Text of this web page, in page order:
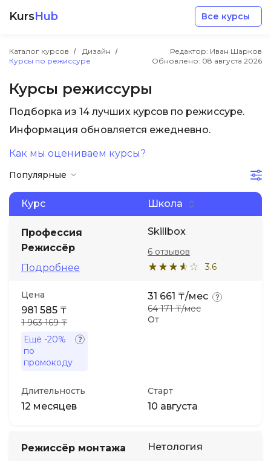
KursHub Все курсы
Каталог курсов
Дизайн
Курсы по режиссуре
Редактор: Иван Шарков
Обновлено: 08 августа 2026
Курсы режиссуры
Подборка из 14 лучших курсов по режиссуре.
Информация обновляется ежедневно.
Как мы оцениваем курсы?
Популярные
Курс Школа
Профессия
Режиссёр
Подробнее
Skillbox
3.6
6 отзывов
Цена
981 585 ₸
1 963 169 ₸
Ещё -20%
по
промокоду
От
31 661 ₸/мес
64 171 ₸/мес
Длительность
12 месяцев
Старт
10 августа
Режиссёр монтажа
Нетология
Разработка
Дизайн
Аналитика
Менеджмент
Иностранные языки
Soft Skills
ДПО
Детям